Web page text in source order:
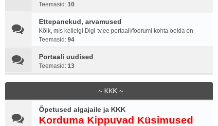
Teemasid: 10
Ettepanekud, arvamused
Kõik, mis kellelgi Digi-tv.ee portaali/foorumi kohta öelda on
Teemasid: 94
Portaali uudised
Teemasid: 13
~ KKK ~
Õpetused algajaile ja KKK
Korduma Kippuvad Küsimused